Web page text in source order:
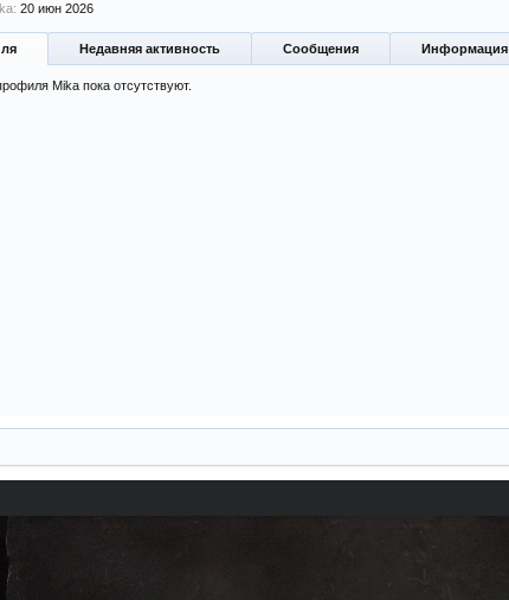
20 июн 2026
Недавняя активность Сообщения Информация
Mika пока отсутствуют.